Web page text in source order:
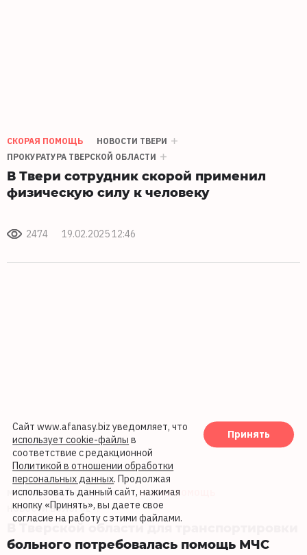
СКОРАЯ ПОМОЩЬ
НОВОСТИ ТВЕРИ
ПРОКУРАТУРА ТВЕРСКОЙ ОБЛАСТИ
В Твери сотрудник скорой применил
физическую силу к человеку
2474 19.02.2025 12:46
МЧС ТВЕРСКОЙ ОБЛАСТИ
СКОРАЯ ПОМОЩЬ
НОВОСТИ БОЛОГОЕ
В Тверской области для транспортировки
больного потребовалась помощь МЧС
Сайт www.afanasy.biz уведомляет, что
использует cookie-файлы в
соответствие с редакционной
Политикой в отношении обработки
персональных данных. Продолжая
использовать данный сайт, нажимая
кнопку «Принять», вы даете свое
согласие на работу с этими файлами.
Принять